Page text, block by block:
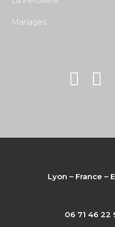
Mariages
Lyon – France –
06 71 46 22